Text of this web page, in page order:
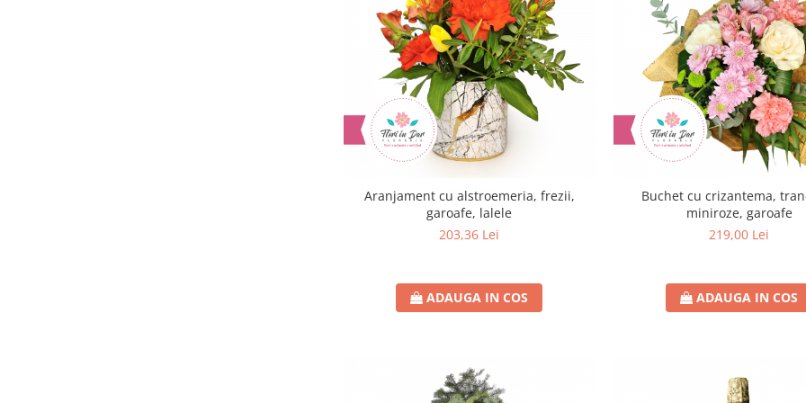
Aranjament cu alstroemeria, frezii,
garoafe, lalele
203,36 Lei
ADAUGA IN COS
Buchet cu crizantema,
miniroze, garoafe
219,00 Lei
ADAUGA IN COS